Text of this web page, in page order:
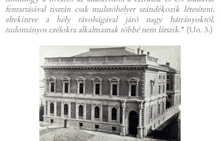
fentartásával tisztán csak mulatóhelyet szándékozik létesíteni,
eltekintve a hely távolságával járó nagy hátrányoktól,
tudományos czélokra alkalmasnak többé nem látszik.” (Uo. 3.)